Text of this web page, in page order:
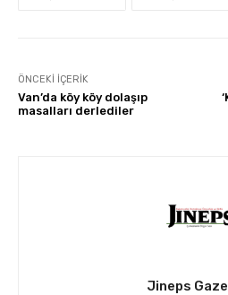
ÖNCEKI İÇERIK
Van’da köy köy dolaşıp
masalları derlediler
Jineps